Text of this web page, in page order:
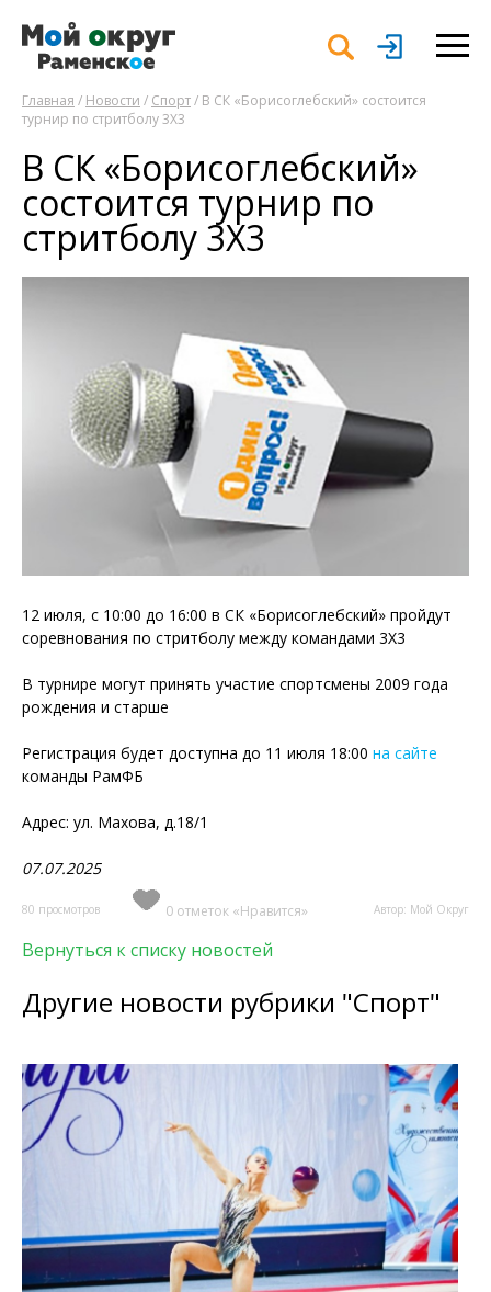
Главная / Новости / Спорт/ В СК «Борисоглебский» состоится
турнир по стритболу 3Х3
В СК «Борисоглебский»
состоится турнир по
стритболу 3Х3
12 июля, с 10:00 до 16:00 в СК «Борисоглебский» пройдут
соревнования по стритболу между командами 3Х3
В турнире могут принять участие спортсмены 2009 года
рождения и старше
Регистрация будет доступна до 11 июля 18:00 на сайте
команды РамФБ
Адрес: ул. Махова, д.18/1
07.07.2025
80 просмотров 0 отметок «Нравится» Автор: Мой Округ
Вернуться к списку новостей
Другие новости рубрики "Спорт"